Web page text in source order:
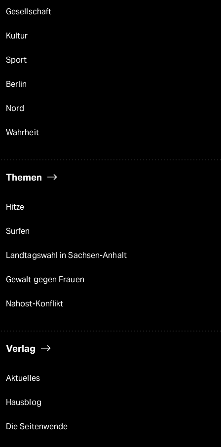
Gesellschaft
Kultur
Sport
Berlin
Nord
Wahrheit
Themen
Hitze
Surfen
Landtagswahl in Sachsen-Anhalt
Gewalt gegen Frauen
Nahost-Konflikt
Verlag
Aktuelles
Hausblog
Die Seitenwende